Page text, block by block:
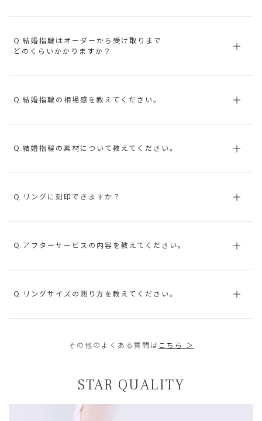
Q.結婚指輪はオーダーから受け取りまで
どのくらいかかりますか？
Q.結婚指輪の相場感を教えてください。
Q.結婚指輪の素材について教えてください。
Q.リングに刻印できますか？
Q.アフターサービスの内容を教えてください。
Q.リングサイズの測り方を教えてください。
その他のよくある質問は こちら ＞
STAR QUALITY